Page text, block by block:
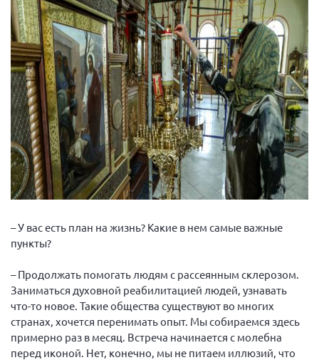
– У вас есть план на жизнь? Какие в нем самые важные
пункты?
– Продолжать помогать людям с рассеянным склерозом.
Заниматься духовной реабилитацией людей, узнавать
что-то новое. Такие общества существуют во многих
странах, хочется перенимать опыт. Мы собираемся здесь
примерно раз в месяц. Встреча начинается с молебна
перед иконой. Нет, конечно, мы не питаем иллюзий, что